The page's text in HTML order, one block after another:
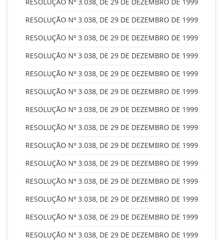
RESOLUÇÃO Nº 3.038, DE 29 DE DEZEMBRO DE 1999
RESOLUÇÃO Nº 3.038, DE 29 DE DEZEMBRO DE 1999
RESOLUÇÃO Nº 3.038, DE 29 DE DEZEMBRO DE 1999
RESOLUÇÃO Nº 3.038, DE 29 DE DEZEMBRO DE 1999
RESOLUÇÃO Nº 3.038, DE 29 DE DEZEMBRO DE 1999
RESOLUÇÃO Nº 3.038, DE 29 DE DEZEMBRO DE 1999
RESOLUÇÃO Nº 3.038, DE 29 DE DEZEMBRO DE 1999
RESOLUÇÃO Nº 3.038, DE 29 DE DEZEMBRO DE 1999
RESOLUÇÃO Nº 3.038, DE 29 DE DEZEMBRO DE 1999
RESOLUÇÃO Nº 3.038, DE 29 DE DEZEMBRO DE 1999
RESOLUÇÃO Nº 3.038, DE 29 DE DEZEMBRO DE 1999
RESOLUÇÃO Nº 3.038, DE 29 DE DEZEMBRO DE 1999
RESOLUÇÃO Nº 3.038, DE 29 DE DEZEMBRO DE 1999